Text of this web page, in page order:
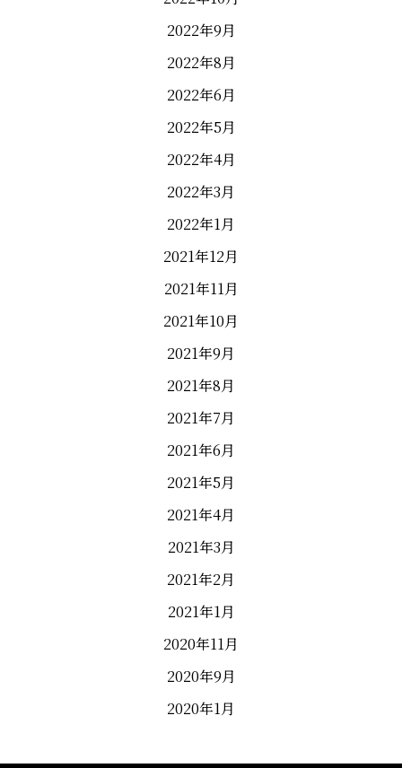
2022年9月
2022年8月
2022年6月
2022年5月
2022年4月
2022年3月
2022年1月
2021年12月
2021年11月
2021年10月
2021年9月
2021年8月
2021年7月
2021年6月
2021年5月
2021年4月
2021年3月
2021年2月
2021年1月
2020年11月
2020年9月
2020年1月